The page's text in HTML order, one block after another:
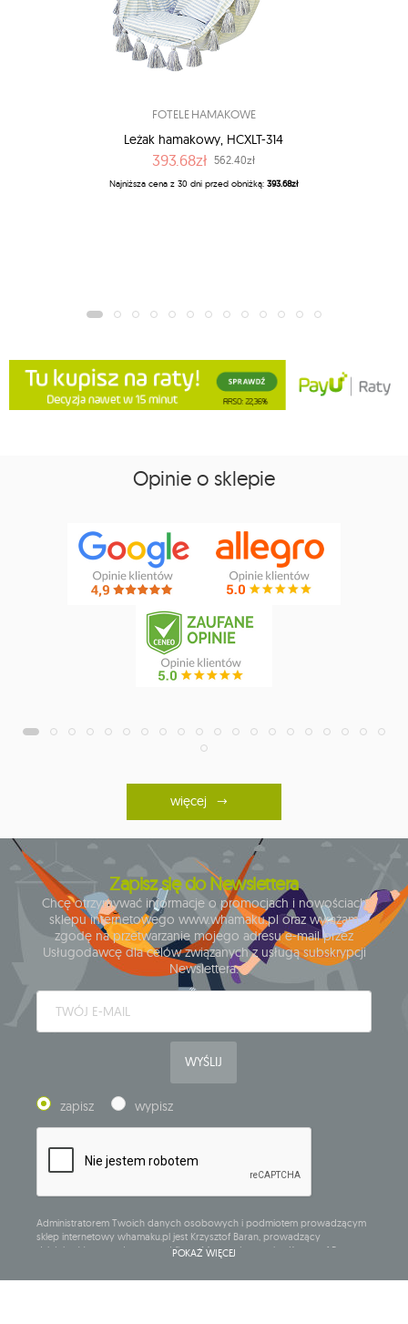
FOTELE HAMAKOWE
Leżak hamakowy, HCXLT-314
393.68zł 562.40zł
Najniższa cena z 30 dni przed obniżką: 393.68zł
Opinie o sklepie
więcej
Zapisz się do Newslettera
Chcę otrzymywać informacje o promocjach i nowościach
sklepu internetowego www.whamaku.pl oraz wyrażam
zgodę na przetwarzanie mojego adresu e-mail przez
Usługodawcę dla celów związanych z usługą subskrypcji
Newslettera.
WYŚLIJ
zapisz wypisz
Administratorem Twoich danych osobowych i podmiotem prowadzącym
sklep internetowy whamaku.pl jest Krzysztof Baran, prowadzący
działalność gospodarczą pod firmą: Mouton Interactive Krzysztof Baran
POKAŻ WIĘCEJ